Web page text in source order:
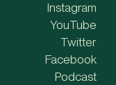
Instagram
YouTube
Twitter
Facebook
Podcast